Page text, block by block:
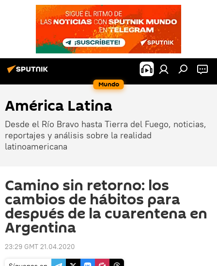
Mundo
América Latina
Desde el Río Bravo hasta Tierra del Fuego, noticias,
reportajes y análisis sobre la realidad
latinoamericana
Camino sin retorno: los
cambios de hábitos para
después de la cuarentena en
Argentina
23:29 GMT 21.04.2020